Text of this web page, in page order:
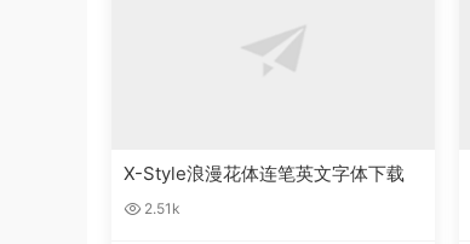
X-Style浪漫花体连笔英文字体下载
2.51k